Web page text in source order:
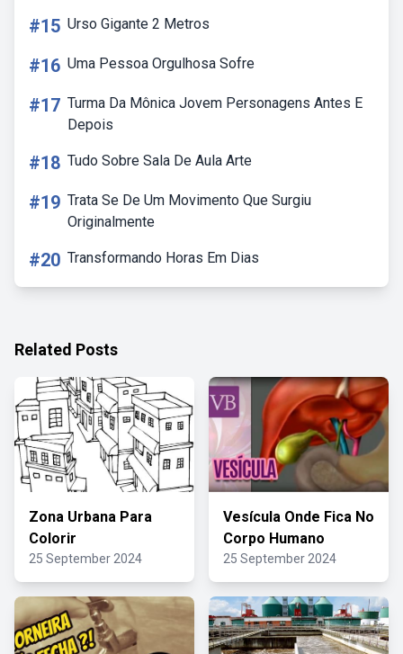
#15 Urso Gigante 2 Metros
#16 Uma Pessoa Orgulhosa Sofre
#17 Turma Da Mônica Jovem Personagens Antes E
Depois
#18 Tudo Sobre Sala De Aula Arte
#19 Trata Se De Um Movimento Que Surgiu
Originalmente
#20 Transformando Horas Em Dias
Related Posts
Zona Urbana Para
Colorir
25 September 2024
Vesícula Onde Fica No
Corpo Humano
25 September 2024